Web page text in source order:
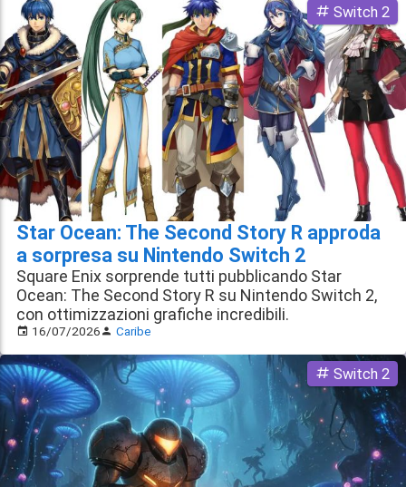
Star Ocean: The Second Story R approda
a sorpresa su Nintendo Switch 2
Switch 2
Square Enix sorprende tutti pubblicando Star
Ocean: The Second Story R su Nintendo Switch 2,
con ottimizzazioni grafiche incredibili.
16/07/2026 Caribe
Switch 2